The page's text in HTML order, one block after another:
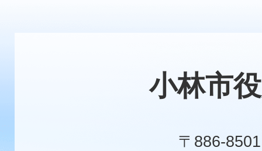
小林市
〒886-8501